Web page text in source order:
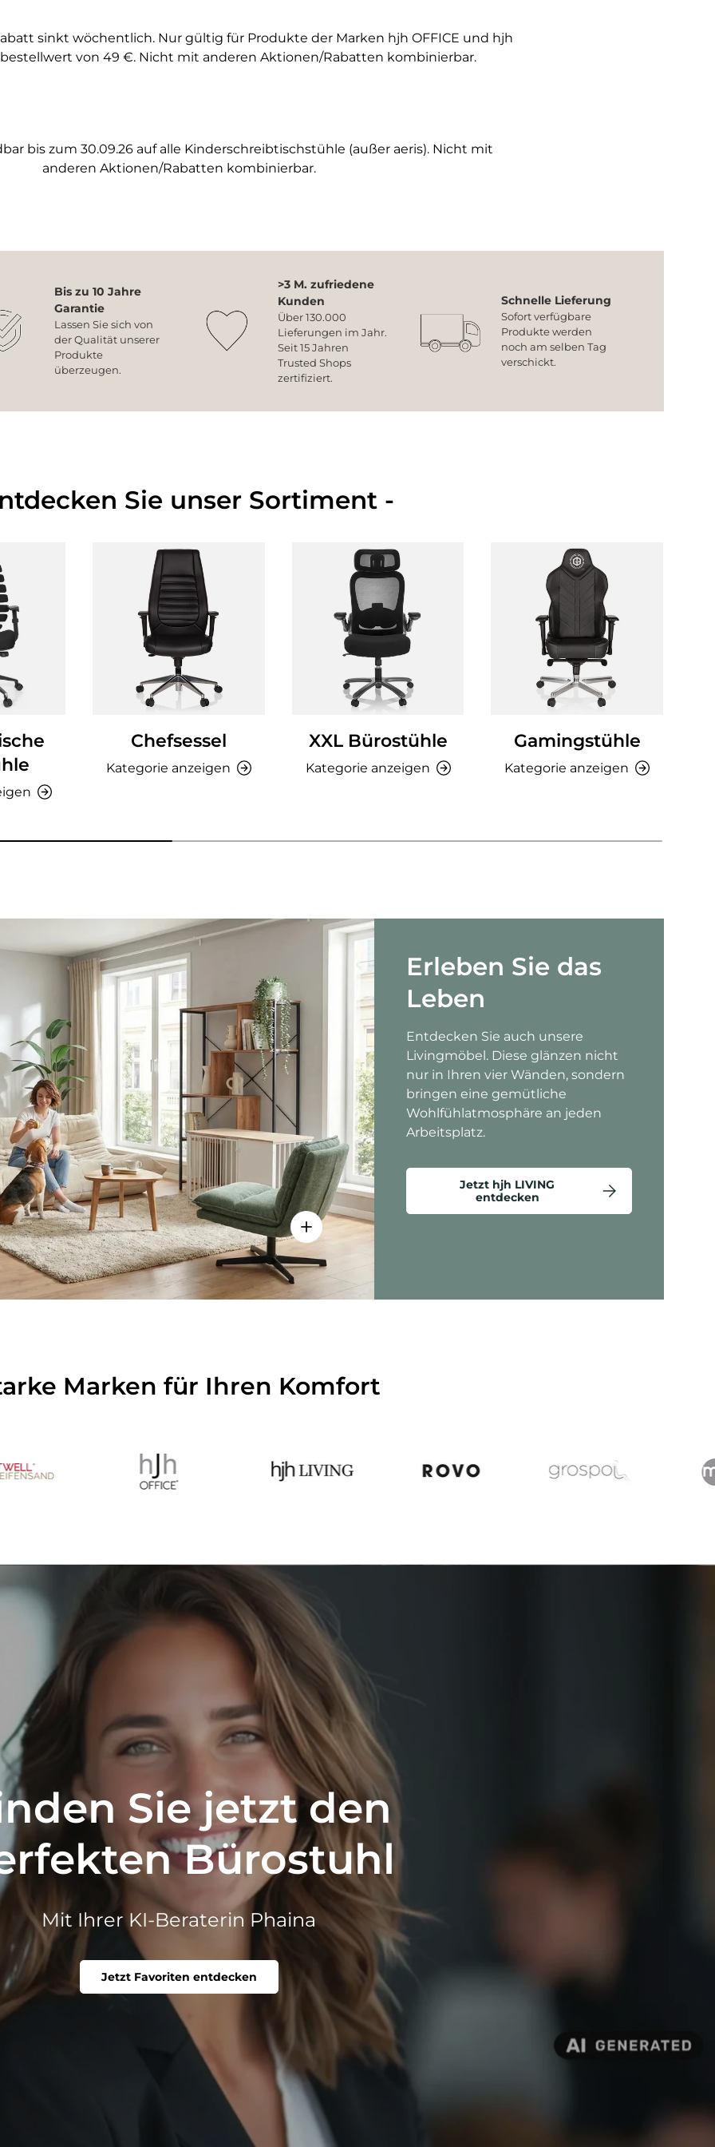
sinkt wöchentlich. Nur gültig für Produkte der Marken hjh OFFICE und hjh
von 49 €. Nicht mit anderen Aktionen/Rabatten kombinierbar.
bis zum 30.09.26 auf alle Kinderschreibtischstühle (außer aeris). Nicht mit
anderen Aktionen/Rabatten kombinierbar.
Bis zu 10 Jahre
Garantie
Lassen Sie sich von
der Qualität unserer
Produkte
überzeugen.
>3 M. zufriedene
Kunden
Über 130.000
Lieferungen im Jahr.
Seit 15 Jahren
Trusted Shops
zertifiziert.
Schnelle Lieferung
Sofort verfügbare
Produkte werden
noch am selben Tag
verschickt.
Sie unser Sortiment -
Chefsessel
Kategorie anzeigen
XXL Bürostühle
Kategorie anzeigen
Gamingstühle
Kategorie anzeigen
Einzelheiten anzeigen - Criss-Cross 20 - Loungesessel
- AMIO H - Büroschrank
anzeigen - Sitzolo 2 - Loungesessel
Erleben Sie das
Leben
Entdecken Sie auch unsere
Livingmöbel. Diese glänzen nicht
nur in Ihren vier Wänden, sondern
bringen eine gemütliche
Wohlfühlatmosphäre an jeden
Arbeitsplatz.
Jetzt hjh LIVING
entdecken
Marken für Ihren Komfort
Sie jetzt den
Bürostuhl
Mit Ihrer KI-Beraterin Phaina
Jetzt Favoriten entdecken